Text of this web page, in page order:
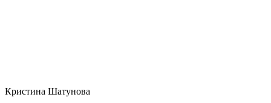
Кристина Шатунова